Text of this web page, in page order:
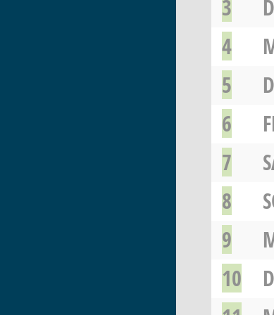
3
DI
4
5
6
7
8
9
10